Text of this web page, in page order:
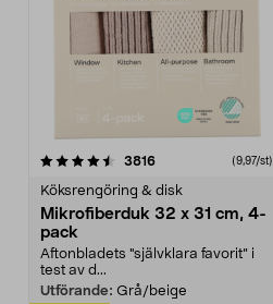
3816recensioner (9,97/st)
Köksrengöring & disk
Mikrofiberduk 32 x 31 cm, 4-
pack
Aftonbladets "självklara favorit” i
test av d...
Utförande: Grå/beige
4.0av 5 stjärnor